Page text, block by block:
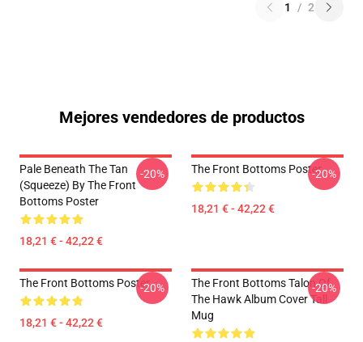
1 / 2
Mejores vendedores de productos
Pale Beneath The Tan
(Squeeze) By The Front
Bottoms Poster
18,21 € - 42,22 €
-20% The Front Bottoms Poster
18,21 € - 42,22 €
-20%
The Front Bottoms Poster
18,21 € - 42,22 €
-20%
The Front Bottoms Talon Of
The Hawk Album Cover Tall
Mug
-20%